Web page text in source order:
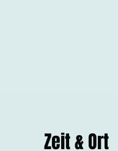
Zeit & Ort